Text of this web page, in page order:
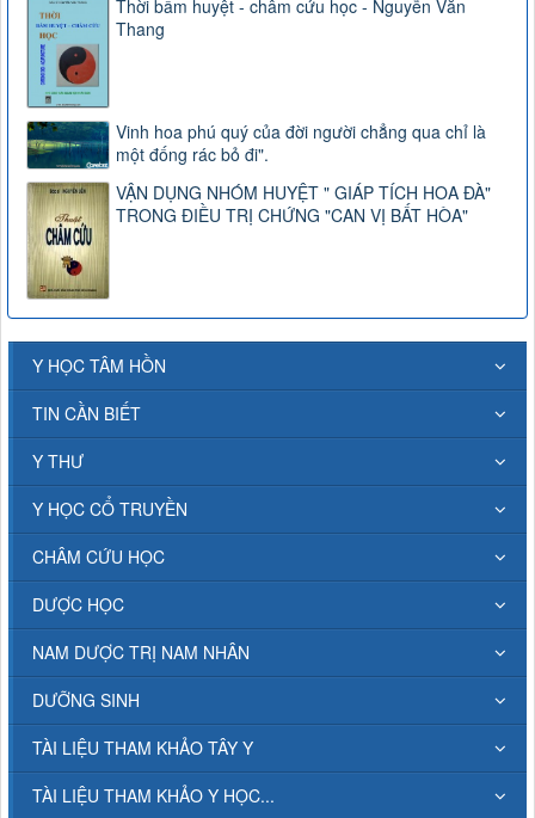
Thời bấm huyệt - châm cứu học - Nguyễn Văn
Thang
Vinh hoa phú quý của đời người chẳng qua chỉ là
một đống rác bỏ đi".
VẬN DỤNG NHÓM HUYỆT " GIÁP TÍCH HOA ĐÀ"
TRONG ĐIỀU TRỊ CHỨNG "CAN VỊ BẤT HÒA"
Y HỌC TÂM HỒN
TIN CẦN BIẾT
Y THƯ
Y HỌC CỔ TRUYỀN
CHÂM CỨU HỌC
DƯỢC HỌC
NAM DƯỢC TRỊ NAM NHÂN
DƯỠNG SINH
TÀI LIỆU THAM KHẢO TÂY Y
TÀI LIỆU THAM KHẢO Y HỌC...